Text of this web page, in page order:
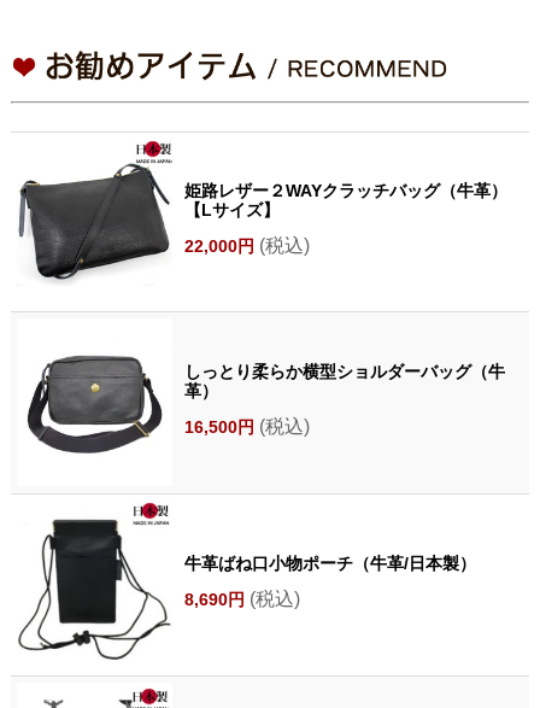
姫路レザー２WAYクラッチバッグ（牛革）
【Lサイズ】
22,000円 (税込)
しっとり柔らか横型ショルダーバッグ（牛
革）
16,500円 (税込)
牛革ばね口小物ポーチ（牛革/日本製）
8,690円 (税込)